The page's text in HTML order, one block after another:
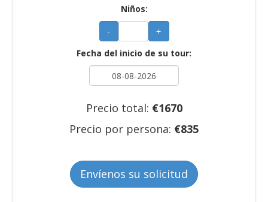
Niños:
- +
Fecha del inicio de su tour:
Precio total: €1670
Precio por persona: €835
Envíenos su solicitud